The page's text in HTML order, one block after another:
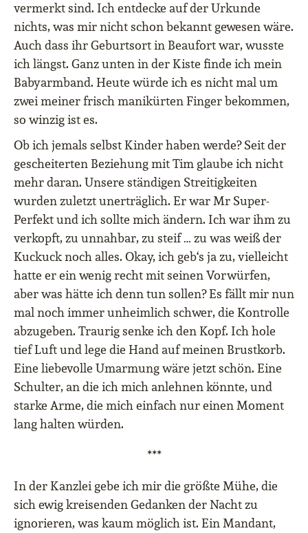
vermerkt sind. Ich entdecke auf der Urkunde
nichts, was mir nicht schon bekannt gewesen wäre.
Auch dass ihr Geburtsort in Beaufort war, wusste
ich längst. Ganz unten in der Kiste finde ich mein
Babyarmband. Heute würde ich es nicht mal um
zwei meiner frisch manikürten Finger bekommen,
so winzig ist es.
Ob ich jemals selbst Kinder haben werde? Seit der
gescheiterten Beziehung mit Tim glaube ich nicht
mehr daran. Unsere ständigen Streitigkeiten
wurden zuletzt unerträglich. Er war Mr Super-
Perfekt und ich sollte mich ändern. Ich war ihm zu
verkopft, zu unnahbar, zu steif … zu was weiß der
Kuckuck noch alles. Okay, ich geb‘s ja zu, vielleicht
hatte er ein wenig recht mit seinen Vorwürfen,
aber was hätte ich denn tun sollen? Es fällt mir nun
mal noch immer unheimlich schwer, die Kontrolle
abzugeben. Traurig senke ich den Kopf. Ich hole
tief Luft und lege die Hand auf meinen Brustkorb.
Eine liebevolle Umarmung wäre jetzt schön. Eine
Schulter, an die ich mich anlehnen könnte, und
starke Arme, die mich einfach nur einen Moment
lang halten würden.
***
In der Kanzlei gebe ich mir die größte Mühe, die
sich ewig kreisenden Gedanken der Nacht zu
ignorieren, was kaum möglich ist. Ein Mandant,